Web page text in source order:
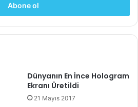
Dünyanın En İnce Hologram
Ekranı Üretildi
21 Mayıs 2017